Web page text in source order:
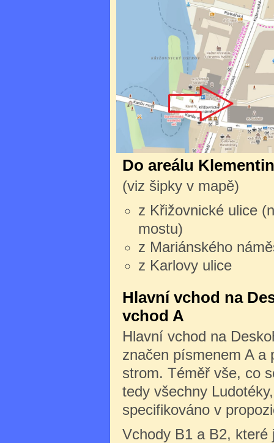
Do areálu
(viz šipky v mapě)
z Křižovnické ulice
mostu)
z Mariánského
z Karlovy ulice
Hlavní vchod na
vchod A
Hlavní vchod na
značen písmenem A a
strom. Téměř vše, co
tedy všechny
specifikováno v
Vchody B1 a B2, které